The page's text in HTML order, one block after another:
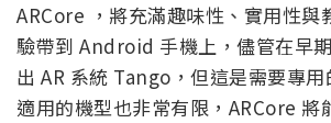
ARCore ，將充滿趣味性、實用性與
驗帶到 Android 手機上，儘管在早
出 AR 系統 Tango，但這是需要專用
適用的機型也非常有限，ARCore 將